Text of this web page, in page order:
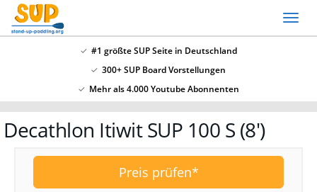
Skip
#1 größte SUP Seite in Deutschland
300+ SUP Board Vorstellungen
Mehr als 4.000 Youtube Abonnenten
Decathlon Itiwit SUP 100 S (8′)
Preis prüfen*
SSV: Große Bluefin Sonderangebote
In unserem SUP Board Test 2024 haben wir alle
aktuellen Bluefin Boards getestet und waren
überzeugt! Aktuell gib es wieder großeBluefin
Sonderangebote hier